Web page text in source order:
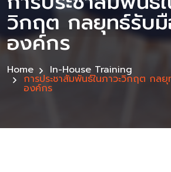
วิกฤต กลยุทธ์รับ
องค์กร
Home In-House Training
การประชาสัมพันธ์ในภาวะวิกฤต กล
องค์กร